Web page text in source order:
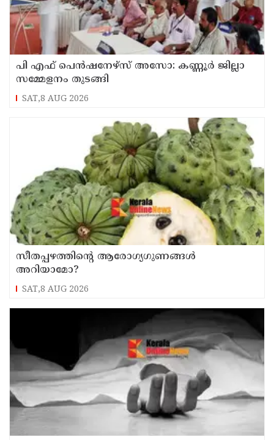
പി എഫ് പെൻഷനേഴ്സ് അസോ: കണ്ണൂർ ജില്ലാ
സമ്മേളനം തുടങ്ങി
SAT,8 AUG 2026
സീതപ്പഴത്തിന്റെ ആരോഗ്യഗുണങ്ങൾ
അറിയാമോ?
SAT,8 AUG 2026